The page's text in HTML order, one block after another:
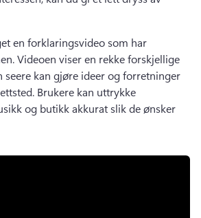
en forklaringsvideo som har
Videoen viser en rekke forskjellige
seere kan gjøre ideer og forretninger
Brukere kan uttrykke
og butikk akkurat slik de ønsker